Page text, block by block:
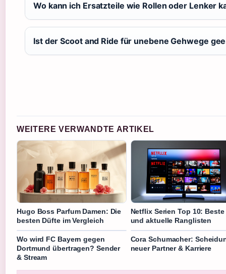
Wo kann ich Ersatzteile wie Rollen oder Lenker
Ist der Scoot and Ride für unebene Gehwege
WEITERE VERWANDTE ARTIKEL
Hugo Boss Parfum Damen: Die
besten Düfte im Vergleich
Netflix Serien Top 10: Beste
und aktuelle Ranglisten
Wo wird FC Bayern gegen
Dortmund übertragen? Sender
& Stream
Cora Schumacher:
neuer Partner & Karriere